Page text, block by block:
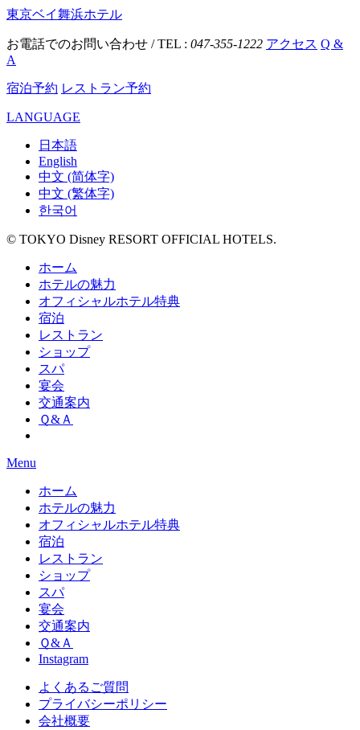
東京ベイ舞浜ホテル
お電話でのお問い合わせ / TEL : 047-355-1222 アクセス Q &
A
宿泊予約 レストラン予約
LANGUAGE
日本語
English
中文 (简体字)
中文 (繁体字)
한국어
© TOKYO Disney RESORT OFFICIAL HOTELS.
ホーム
ホテルの魅力
オフィシャルホテル特典
宿泊
レストラン
ショップ
スパ
宴会
交通案内
Ｑ&Ａ
Menu
ホーム
ホテルの魅力
オフィシャルホテル特典
宿泊
レストラン
ショップ
スパ
宴会
交通案内
Ｑ&Ａ
Instagram
よくあるご質問
プライバシーポリシー
会社概要